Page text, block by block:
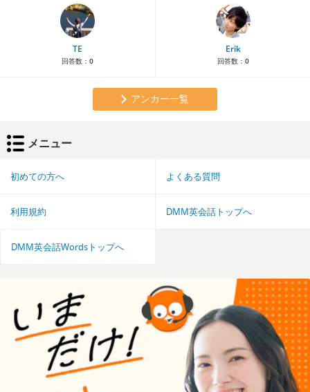
TE
回答数： 0
Erik
回答数： 0
アンカー一覧
メニュー
初めての方へ よくある質問
利用規約 DMM英会話トップへ
DMM英会話Wordsトップへ